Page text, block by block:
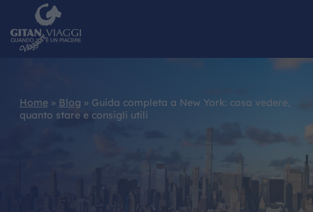
CHI SIAMO
I NOSTRI
Home » Blog »Guida completa a New York: cosa vedere,
quanto stare e consigli utili